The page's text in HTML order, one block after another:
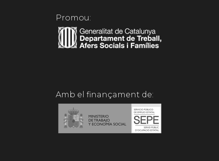
Promou:
Amb el finançament de: